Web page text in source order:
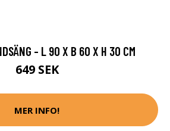
- L 90 X B 60 X H 30 CM
649 SEK
MER INFO!